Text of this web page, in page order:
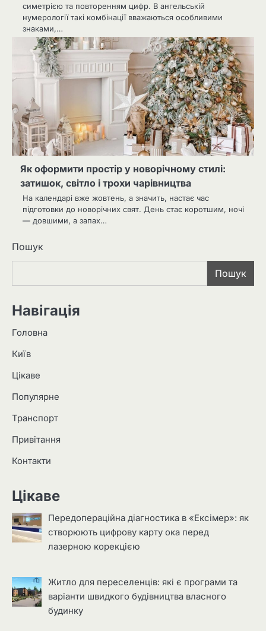
симетрією та повторенням цифр. В ангельській
нумерології такі комбінації вважаються особливими
знаками,…
Як оформити простір у новорічному стилі:
затишок, світло і трохи чарівництва
На календарі вже жовтень, а значить, настає час
підготовки до новорічних свят. День стає коротшим, ночі
— довшими, а запах…
Пошук
Пошук
Навігація
Головна
Київ
Цікаве
Популярне
Транспорт
Привітання
Контакти
Цікаве
Передопераційна діагностика в «Ексімер»: як
створюють цифрову карту ока перед
лазерною корекцією
Житло для переселенців: які є програми та
варіанти швидкого будівництва власного
будинку